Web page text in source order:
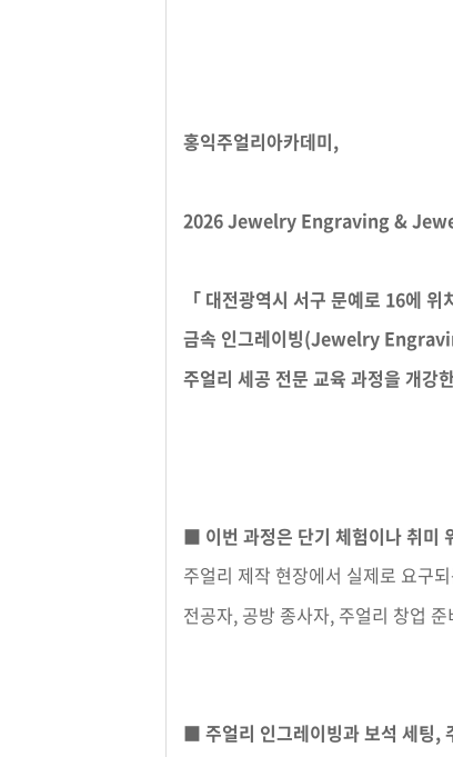
홍익주얼리아카데미,
2026 Jewelry Engraving &
「 대전광역시 서구 문예로 16에
금속 인그레이빙(Jewelry
주얼리 세공 전문 교육 과정을 개강한
■ 이번 과정은 단기 체험이나 취미
주얼리 제작 현장에서 실제로 요구
전공자, 공방 종사자, 주얼리 창업
■ 주얼리 인그레이빙과 보석 세팅,